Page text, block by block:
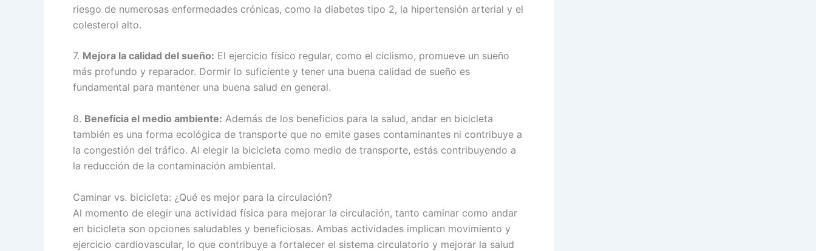
riesgo de numerosas enfermedades crónicas, como la diabetes tipo 2, la hipertensión arterial y el
colesterol alto.
7. Mejora la calidad del sueño: El ejercicio físico regular, como el ciclismo, promueve un sueño
más profundo y reparador. Dormir lo suficiente y tener una buena calidad de sueño es
fundamental para mantener una buena salud en general.
8. Beneficia el medio ambiente: Además de los beneficios para la salud, andar en bicicleta
también es una forma ecológica de transporte que no emite gases contaminantes ni contribuye a
la congestión del tráfico. Al elegir la bicicleta como medio de transporte, estás contribuyendo a
la reducción de la contaminación ambiental.
Caminar vs. bicicleta: ¿Qué es mejor para la circulación?
Al momento de elegir una actividad física para mejorar la circulación, tanto caminar como andar
en bicicleta son opciones saludables y beneficiosas. Ambas actividades implican movimiento y
ejercicio cardiovascular, lo que contribuye a fortalecer el sistema circulatorio y mejorar la salud